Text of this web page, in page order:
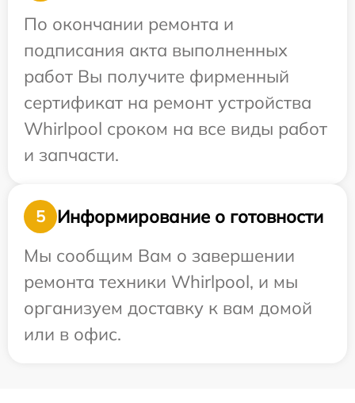
По окончании ремонта и
подписания акта выполненных
работ Вы получите фирменный
сертификат на ремонт устройства
Whirlpool сроком на все виды работ
и запчасти.
5
Информирование о готовности
Мы сообщим Вам о завершении
ремонта техники Whirlpool, и мы
организуем доставку к вам домой
или в офис.